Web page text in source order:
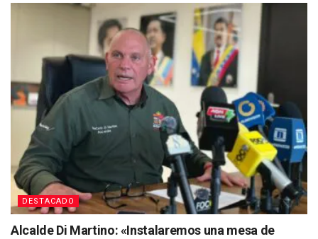
DESTACADO
Alcalde Di Martino: «Instalaremos una mesa de